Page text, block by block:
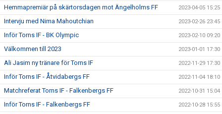
Hemmapremiär på skärtorsdagen mot Ängelholms FF 2023-04-05 15:25
Intervju med Nima Mahoutchian 2023-02-26 23:45
Inför Torns IF - BK Olympic 2023-02-10 09:20
Välkommen till 2023 2023-01-01 17:30
Ali Jasim ny tränare för Torns IF 2022-11-29 17:30
Inför Torns IF - Åtvidabergs FF 2022-11-04 18:10
Matchreferat Torns IF - Falkenbergs FF 2022-10-31 15:04
Inför Torns IF - Falkenbergs FF 2022-10-28 15:55